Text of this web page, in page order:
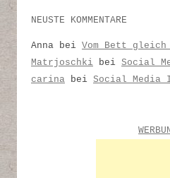
NEUSTE KOMMENTARE
Anna bei Vom Bett
Matrjoschki bei Social
carina bei Social Media